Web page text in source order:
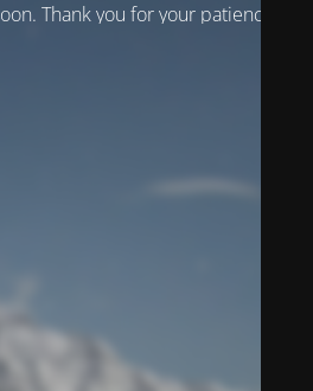
Thank you for your patience!